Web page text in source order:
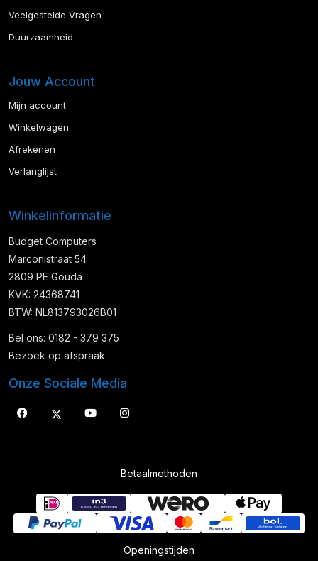
Veelgestelde Vragen
Duurzaamheid
Jouw Account
Mijn account
Winkelwagen
Afrekenen
Verlanglijst
Winkelinformatie
Budget Computers
Marconistraat 54
2809 PE Gouda
KVK: 24368741
BTW: NL813793026B01
Bel ons: 0182 - 379 375
Bezoek op afspraak
Onze Sociale Media
Betaalmethoden
Openingstijden